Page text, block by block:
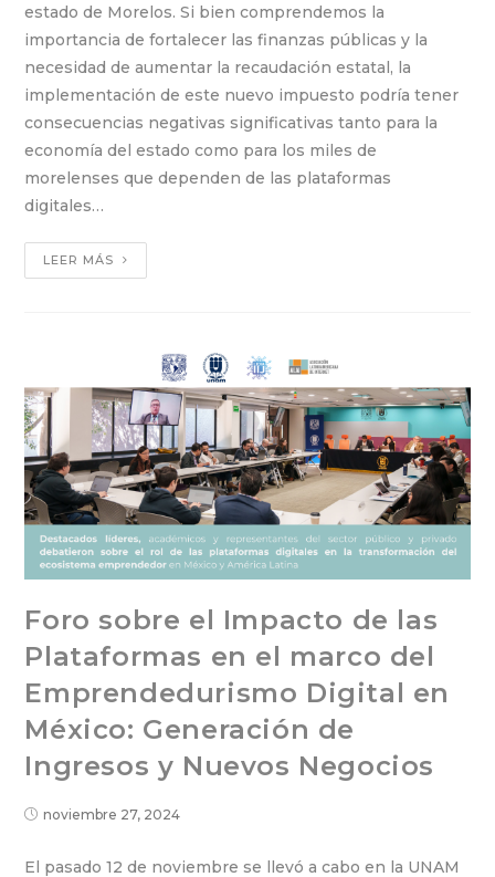
estado de Morelos. Si bien comprendemos la
importancia de fortalecer las finanzas públicas y la
necesidad de aumentar la recaudación estatal, la
implementación de este nuevo impuesto podría tener
consecuencias negativas significativas tanto para la
economía del estado como para los miles de
morelenses que dependen de las plataformas
digitales…
LEER MÁS
Foro sobre el Impacto de las
Plataformas en el marco del
Emprendedurismo Digital en
México: Generación de
Ingresos y Nuevos Negocios
noviembre 27, 2024
El pasado 12 de noviembre se llevó a cabo en la UNAM